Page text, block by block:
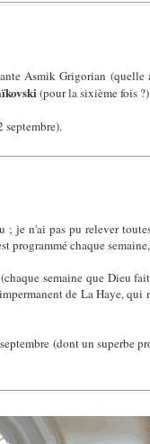
Asmik Grigorian
(pour la sixième fois
septembre).
; je n'ai pas pu relever
programmé chaque
semaine que Dieu
de La Haye,
(dont un superbe